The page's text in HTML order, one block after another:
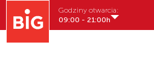
Godziny otwarcia:
09:00 - 21:00h